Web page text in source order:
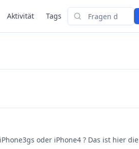
Aktivität Tags
Suchen
oder iPhone4 ? Das ist hier die